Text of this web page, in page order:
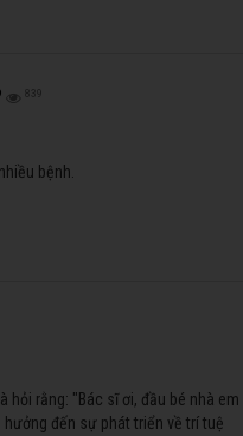
839
bệnh.
hỏi rằng: "Bác sĩ ơi, đầu bé nhà em
đến sự phát triển về trí tuệ